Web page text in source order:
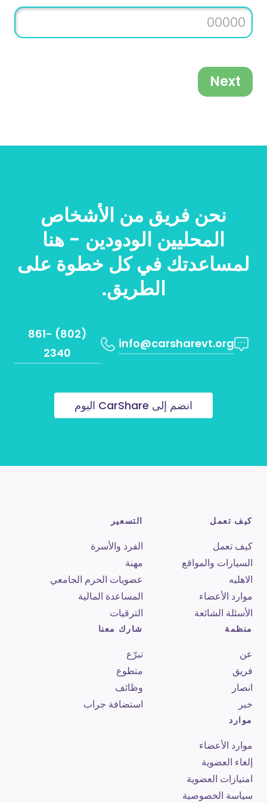
Next
نحن فريق من الأشخاص
المحليين الودودين - هنا
لمساعدتك في كل خطوة على
الطريق.
info@carsharevt.org
(802) 861-
2340
انضم إلى CarShare اليوم
كيف تعمل
كيف تعمل
السيارات والمواقع
الاهليه
موارد الأعضاء
الأسئلة الشائعة
التسعير
الفرد والأسرة
مهنة
عضويات الحرم الجامعي
المساعدة المالية
الترقيات
منظمة
عن
فريق
انصار
خبر
شارك معنا
تبرّع
متطوع
وظائف
استضافة جراب
موارد
موارد الأعضاء
إلغاء العضوية
امتيازات العضوية
سياسة الخصوصية